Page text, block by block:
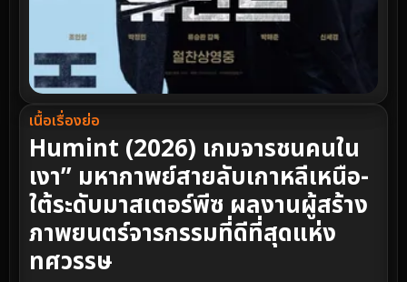
เนื้อเรื่องย่อ
Humint (2026) เกมจารชนคนใน
เงา” มหากาพย์สายลับเกาหลีเหนือ-
ใต้ระดับมาสเตอร์พีซ ผลงานผู้สร้าง
ภาพยนตร์จารกรรมที่ดีที่สุดแห่ง
ทศวรรษ